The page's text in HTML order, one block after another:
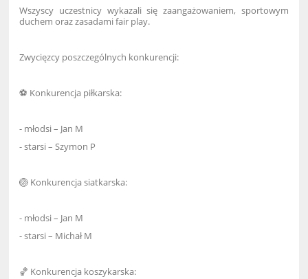
Wszyscy uczestnicy wykazali się zaangażowaniem, sportowym
duchem oraz zasadami fair play.
Zwycięzcy poszczególnych konkurencji:
⚽ Konkurencja piłkarska:
- młodsi – Jan M
- starsi – Szymon P
🏐 Konkurencja siatkarska:
- młodsi – Jan M
- starsi – Michał M
🏀 Konkurencja koszykarska: